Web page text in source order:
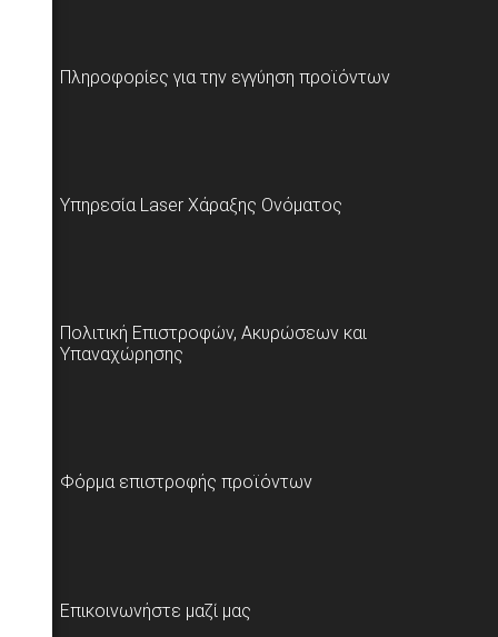
Πληροφορίες για την εγγύηση προϊόντων
Υπηρεσία Laser Χάραξης Ονόματος
Πολιτική Επιστροφών, Ακυρώσεων και
Υπαναχώρησης
Φόρμα επιστροφής προϊόντων
Επικοινωνήστε μαζί μας